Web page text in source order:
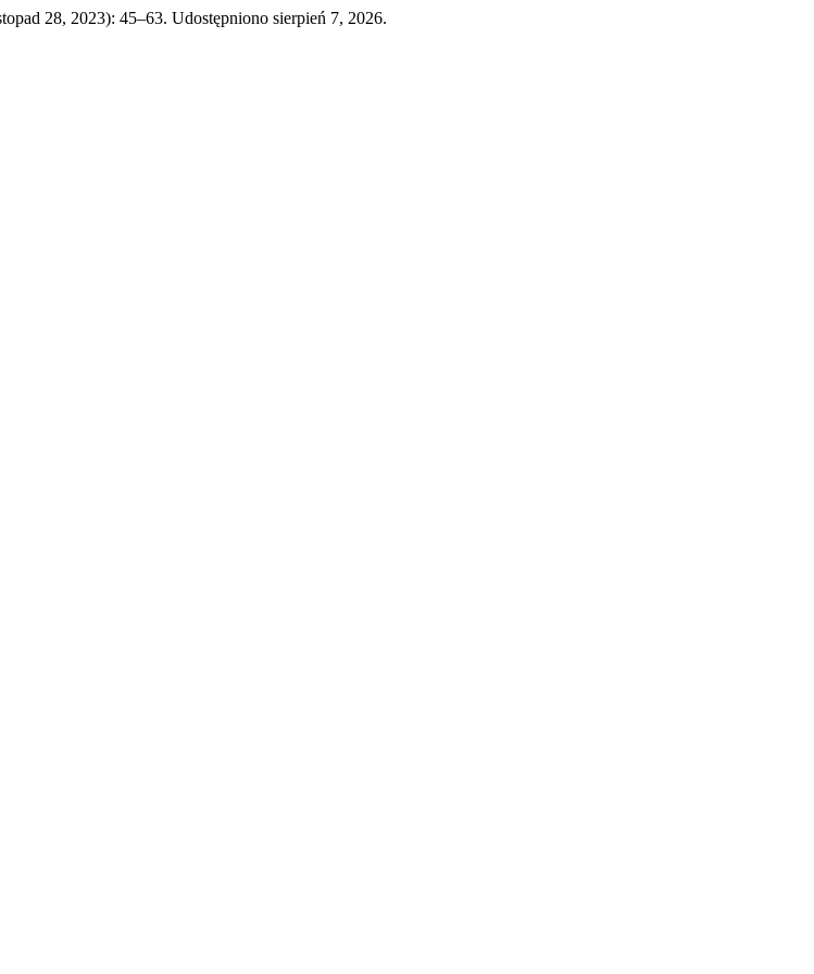
28, 2023): 45–63. Udostępniono sierpień 7, 2026.